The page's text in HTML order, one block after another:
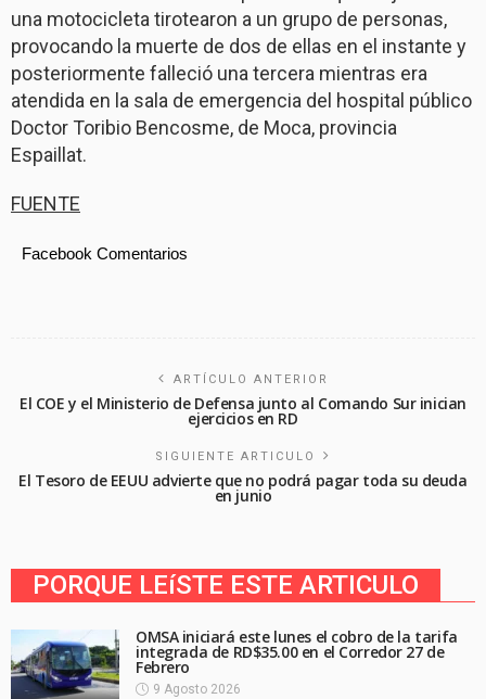
una motocicleta tirotearon a un grupo de personas,
provocando la muerte de dos de ellas en el instante y
posteriormente falleció una tercera mientras era
atendida en la sala de emergencia del hospital público
Doctor Toribio Bencosme, de Moca, provincia
Espaillat.
FUENTE
Facebook Comentarios
ARTÍCULO ANTERIOR
El COE y el Ministerio de Defensa junto al Comando Sur inician
ejercicios en RD
SIGUIENTE ARTICULO
El Tesoro de EEUU advierte que no podrá pagar toda su deuda
en junio
PORQUE LEíSTE ESTE ARTICULO
OMSA iniciará este lunes el cobro de la tarifa
integrada de RD$35.00 en el Corredor 27 de
Febrero
9 Agosto 2026